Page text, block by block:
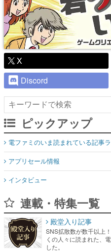
X
Discord
ピックアップ
電ファミのいま読まれている記事
アプリセール情報
インタビュー
連載・特集一覧
殿堂入り記事
SNS拡散数が数千以上
くの人々に読まれた、
した。